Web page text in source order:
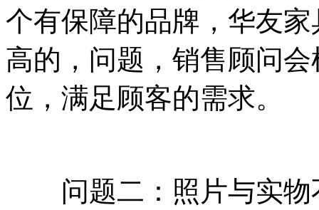
个有保障的品牌，华友
高的，问题，销售顾问
位，满足顾客的需求。
问题二：照片与实物